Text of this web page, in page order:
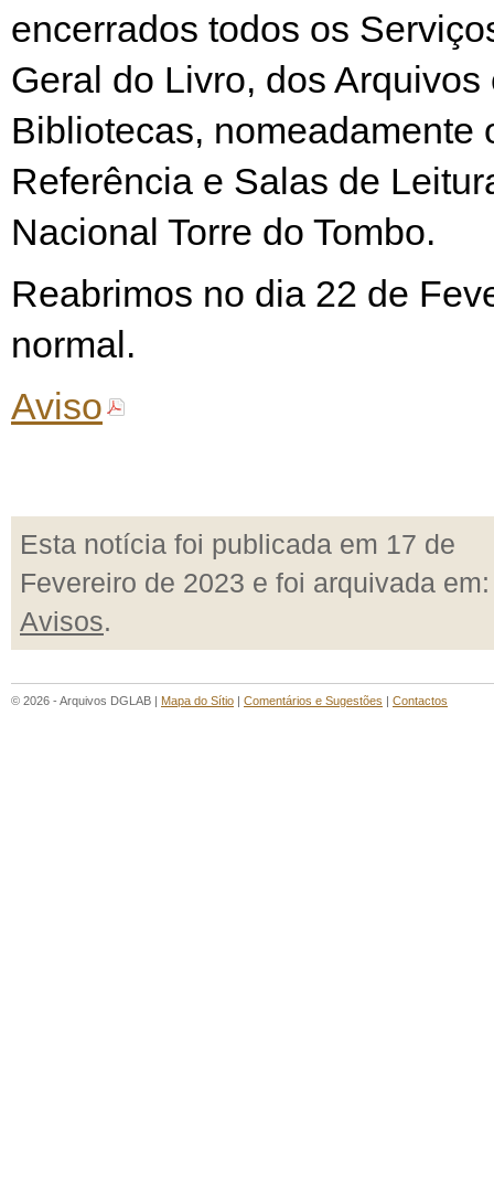
encerrados todos os
Geral do Livro, dos Arquivos
Bibliotecas, nomeadamente
Referência e Salas de
Nacional Torre do Tombo.
Reabrimos no dia 22 de
normal.
Aviso
Esta notícia foi publicada em 17 de
Fevereiro de 2023 e foi arquivada em:
Avisos.
© 2026 - Arquivos DGLAB | Mapa do Sítio | Comentários e Sugestões | Contactos